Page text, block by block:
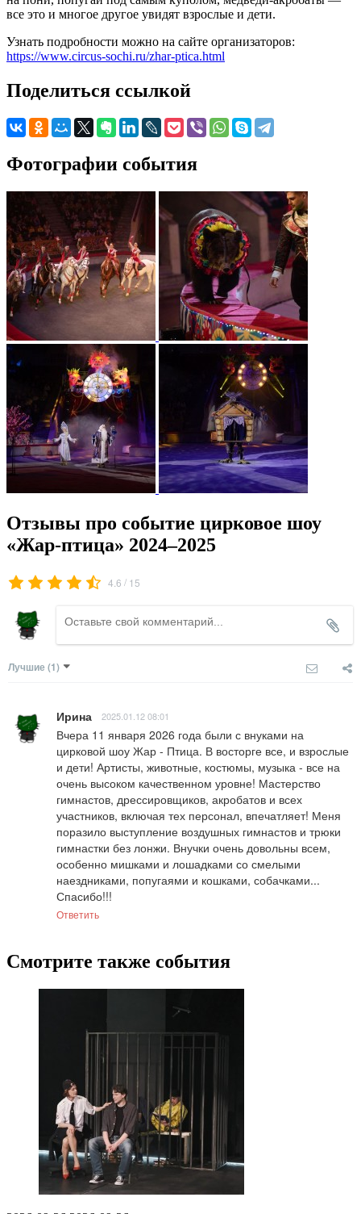
все это и многое другое увидят взрослые и дети.
Узнать подробности можно на сайте организаторов:
https://www.circus-sochi.ru/zhar-ptica.html
Поделиться ссылкой
Фотографии события
Отзывы про событие цирковое шоу
«Жар-птица» 2024–2025
4.6 / 15
Лучшие (1)
Ирина 2025.01.12 08:01
Вчера 11 января 2026 года были с внуками на
цирковой шоу Жар - Птица. В восторге все, и взрослые
и дети! Артисты, животные, костюмы, музыка - все на
очень высоком качественном уровне! Мастерство
гимнастов, дрессировщиков, акробатов и всех
участников, включая тех персонал, впечатляет! Меня
поразило выступление воздушных гимнастов и трюки
гимнастки без лонжи. Внучки очень довольны всем,
особенно мишками и лошадками со смелыми
наездниками, попугаями и кошками, собачками...
Спасибо!!!
Ответить
Смотрите также события